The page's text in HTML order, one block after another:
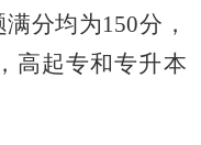
分均为150分，
高起专和专升本